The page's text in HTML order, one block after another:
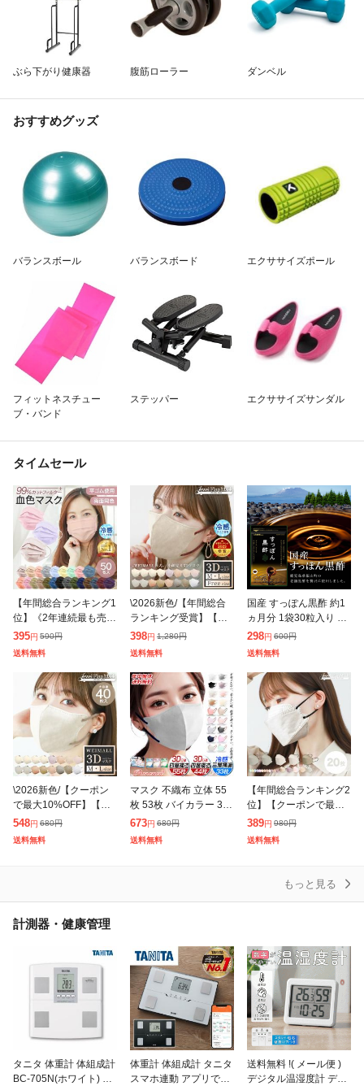
ぶら下がり健康器 腹筋ローラー ダンベル
おすすめグッズ
バランスボール バランスボード エクササイズポール
フィットネスチュー
ブ・バンド
ステッパー エクササイズサンダル
タイムセール
【年間総合ランキング1
位】《2年連続最も売れ
たマスク》 マスク 不織
布 50枚 30枚 バイカラ
ー カラーマスク 冷感マ
スク ポ
395円 590円
送料無料
\2026新色/【年間総合
ランキング受賞】【ク
ーポンで10%OFF】 マ
スク 不織布 立体 3Dマ
スク 立体マスク 冷感マ
スク
398円 1,280円
送料無料
国産 すっぽん黒酢 約1
ヵ月分 1袋30粒入り ダ
イエット サプリ サプリ
メント 健康食品 お試し
298円 600円
送料無料
\2026新色/【クーポン
で最大10%OFF】【大
容量タイプ】 マスク 不
織布 3Dマスク 4層 40
枚 立体マスク 3D 立体
548円 680円
送料無料
マスク 不織布 立体 55
枚 53枚 バイカラー 3D
4層 おしゃれ 不織布マ
スク 立体マスク 3Dマ
スク 不織布カラーマス
673円 680円
送料無料
【年間総合ランキング2
位】【クーポンで最大1
0%OFF】 マスク 不織
布 立体 20枚 バイカラ
ー 立体マスク ポイント
389円 980円
送料無料
もっと見る
計測器・健康管理
タニタ 体重計 体組成計
BC-705N(ホワイト) 体
体重計 体組成計 タニタ
スマホ連動 アプリで管
送料無料 !( メール便 )
デジタル温湿度計 デジ